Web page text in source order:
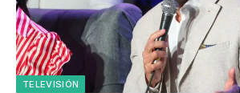
TELEVISIÓN